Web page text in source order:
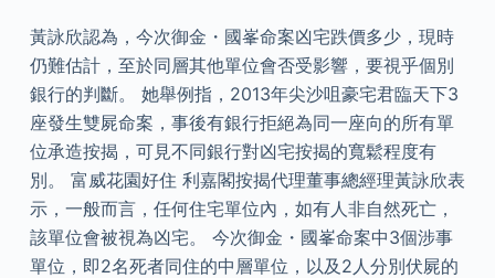
黃詠欣認為，今次御金・國峯命案凶宅跌價多少，現時
仍難估計，至於同層其他單位會否受影響，要視乎個別
銀行的判斷。 她舉例指，2013年尖沙咀豪宅君臨天下3
座發生雙屍命案，事後有銀行拒絕為同一座向的所有單
位承造按揭，可見不同銀行對凶宅按揭的寬鬆程度有
別。 富威花園好住 利嘉閣按揭代理董事總經理黃詠欣表
示，一般而言，任何住宅單位內，如有人非自然死亡，
該單位會被視為凶宅。 今次御金・國峯命案中3個涉事
單位，即2名死者同住的中層單位，以及2人分別伏屍的